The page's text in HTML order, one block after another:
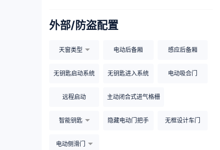
外部/防盗配置
天窗类型 电动后备厢 感应后备厢
无钥匙启动系统 无钥匙进入系统 电动吸合门
远程启动 主动闭合式进气格栅
智能钥匙 隐藏电动门把手 无框设计车门
电动侧滑门